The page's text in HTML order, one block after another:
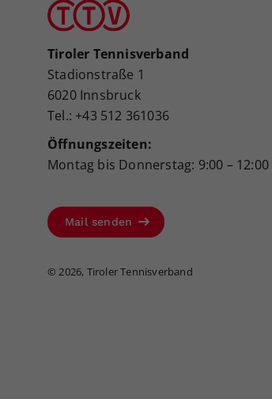
Tiroler Tennisverband
Stadionstraße 1
6020 Innsbruck
Tel.: +43 512 361036
Öffnungszeiten:
Montag bis Donnerstag: 9:00 –
Mail senden
© 2026, Tiroler Tennisverband